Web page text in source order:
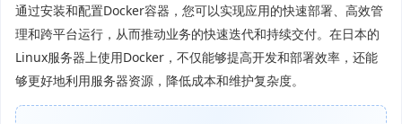
通过安装和配置Docker容器，您可以实现应用的快速部署、高效管
理和跨平台运行，从而推动业务的快速迭代和持续交付。在日本的
Linux服务器上使用Docker，不仅能够提高开发和部署效率，还能
够更好地利用服务器资源，降低成本和维护复杂度。